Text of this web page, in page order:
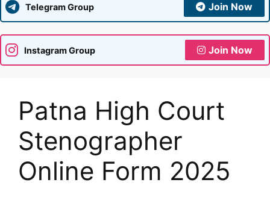
Telegram Group Join Now
Instagram Group Join Now
Patna High Court
Stenographer
Online Form 2025